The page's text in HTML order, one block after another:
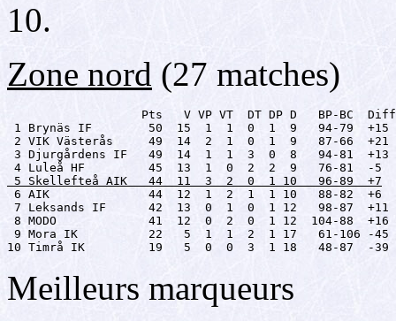
10.
Zone nord (27 matches)
                   Pts   V VP VT  DT DP D   BP-BC  Diff
1 Brynäs IF        50  15  1  1  0  1  9   94-79  +15
2 VIK Västerås     49  14  2  1  0  1  9   87-66  +21
3 Djurgårdens IF   49  14  1  1  3  0  8   94-81  +13
5 Skellefteå AIK   44  11  3  2  0  1 10   96-89  +7
6 AIK              44  12  1  2  1  1 10   88-82  +6
7 Leksands IF      42  13  0  1  0  1 12   98-87  +11
8 MODO             41  12  0  2  0  1 12  104-88  +16
9 Mora IK          22   5  1  1  2  1 17   61-106 -45
10 Timrå IK         19   5  0  0  3  1 18   48-87  -39
Meilleurs marqueurs